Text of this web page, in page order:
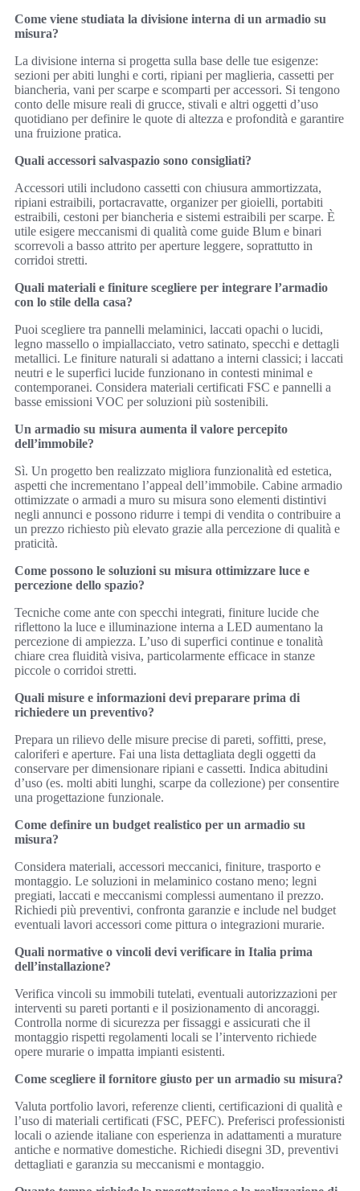
Come viene studiata la divisione interna di un armadio su
misura?
La divisione interna si progetta sulla base delle tue esigenze:
sezioni per abiti lunghi e corti, ripiani per maglieria, cassetti per
biancheria, vani per scarpe e scomparti per accessori. Si tengono
conto delle misure reali di grucce, stivali e altri oggetti d’uso
quotidiano per definire le quote di altezza e profondità e garantire
una fruizione pratica.
Quali accessori salvaspazio sono consigliati?
Accessori utili includono cassetti con chiusura ammortizzata,
ripiani estraibili, portacravatte, organizer per gioielli, portabiti
estraibili, cestoni per biancheria e sistemi estraibili per scarpe. È
utile esigere meccanismi di qualità come guide Blum e binari
scorrevoli a basso attrito per aperture leggere, soprattutto in
corridoi stretti.
Quali materiali e finiture scegliere per integrare l’armadio
con lo stile della casa?
Puoi scegliere tra pannelli melaminici, laccati opachi o lucidi,
legno massello o impiallacciato, vetro satinato, specchi e dettagli
metallici. Le finiture naturali si adattano a interni classici; i laccati
neutri e le superfici lucide funzionano in contesti minimal e
contemporanei. Considera materiali certificati FSC e pannelli a
basse emissioni VOC per soluzioni più sostenibili.
Un armadio su misura aumenta il valore percepito
dell’immobile?
Sì. Un progetto ben realizzato migliora funzionalità ed estetica,
aspetti che incrementano l’appeal dell’immobile. Cabine armadio
ottimizzate o armadi a muro su misura sono elementi distintivi
negli annunci e possono ridurre i tempi di vendita o contribuire a
un prezzo richiesto più elevato grazie alla percezione di qualità e
praticità.
Come possono le soluzioni su misura ottimizzare luce e
percezione dello spazio?
Tecniche come ante con specchi integrati, finiture lucide che
riflettono la luce e illuminazione interna a LED aumentano la
percezione di ampiezza. L’uso di superfici continue e tonalità
chiare crea fluidità visiva, particolarmente efficace in stanze
piccole o corridoi stretti.
Quali misure e informazioni devi preparare prima di
richiedere un preventivo?
Prepara un rilievo delle misure precise di pareti, soffitti, prese,
caloriferi e aperture. Fai una lista dettagliata degli oggetti da
conservare per dimensionare ripiani e cassetti. Indica abitudini
d’uso (es. molti abiti lunghi, scarpe da collezione) per consentire
una progettazione funzionale.
Come definire un budget realistico per un armadio su
misura?
Considera materiali, accessori meccanici, finiture, trasporto e
montaggio. Le soluzioni in melaminico costano meno; legni
pregiati, laccati e meccanismi complessi aumentano il prezzo.
Richiedi più preventivi, confronta garanzie e include nel budget
eventuali lavori accessori come pittura o integrazioni murarie.
Quali normative o vincoli devi verificare in Italia prima
dell’installazione?
Verifica vincoli su immobili tutelati, eventuali autorizzazioni per
interventi su pareti portanti e il posizionamento di ancoraggi.
Controlla norme di sicurezza per fissaggi e assicurati che il
montaggio rispetti regolamenti locali se l’intervento richiede
opere murarie o impatta impianti esistenti.
Come scegliere il fornitore giusto per un armadio su misura?
Valuta portfolio lavori, referenze clienti, certificazioni di qualità e
l’uso di materiali certificati (FSC, PEFC). Preferisci professionisti
locali o aziende italiane con esperienza in adattamenti a murature
antiche e normative domestiche. Richiedi disegni 3D, preventivi
dettagliati e garanzia su meccanismi e montaggio.